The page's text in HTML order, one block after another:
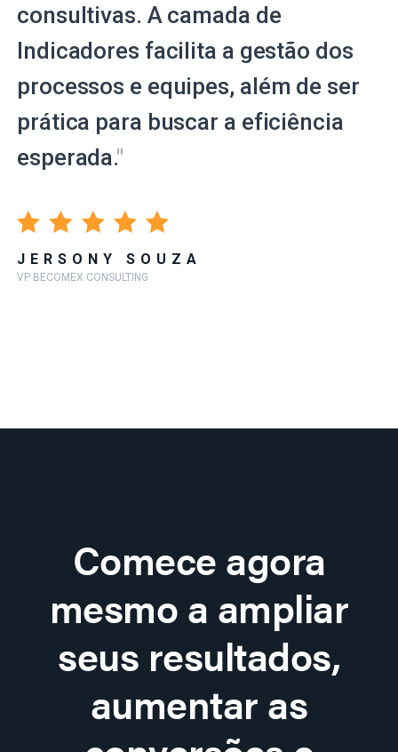
consultivas. A camada de
Indicadores facilita a gestão dos
processos e equipes, além de ser
prática para buscar a eficiência
esperada."
JERSONY SOUZA
VP BECOMEX CONSULTING
Comece agora
mesmo a ampliar
seus resultados,
aumentar as